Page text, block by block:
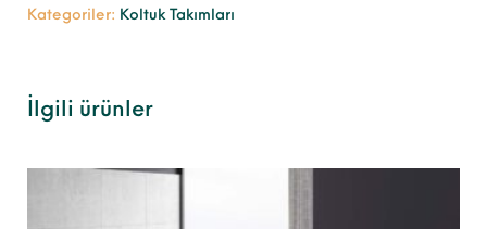
Kategoriler: Koltuk Takımları
İlgili ürünler